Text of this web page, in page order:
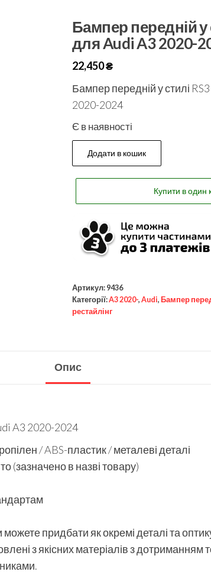
Бампер передній у
для Audi A3 2020-
22,450₴
Бампер передній у стилі
2020-2024
Є в наявності
Додати в кошик
Купити в один
Артикул: 9436
Категорії:A3 2020-, Audi, Бампер
рестайлінг
Опис
A3 2020-2024
/ ABS-пластик / металеві деталі
(зазначено в назві товару)
придбати як окремі деталі та
з якісних матеріалів з дотриманням